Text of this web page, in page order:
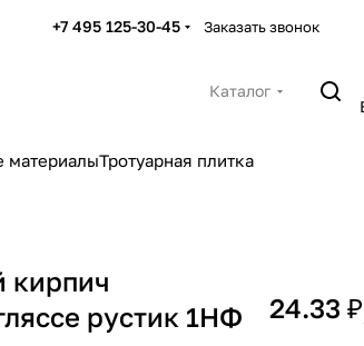
+7 495 125-30-45 Заказать звонок
Каталог
материалыТротуарная плитка
кирпич
рустик 1НФ
24.33